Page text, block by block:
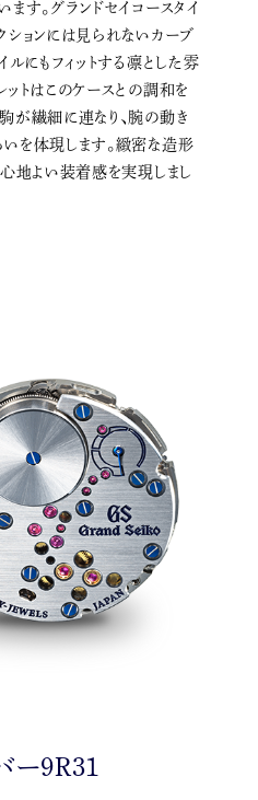
す。グランドセイコースタイ
ションには見られないカーブ
ルにもフィットする凛とした雰
ットはこのケースとの調和を
が繊細に連なり、腕の動き
を体現します。緻密な造形
心地よい装着感を実現しまし
ー9R31